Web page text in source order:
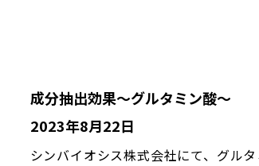
成分抽出効果〜グルタミン酸〜
2023年8月22日
シンバイオシス株式会社にて、グル